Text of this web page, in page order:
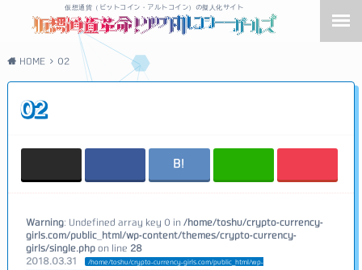
仮想通貨（ビットコイン・アルトコイン）の擬人化サイト
HOME 02
02
Warning: Undefined array key 0 in /home/toshu/crypto-currency-
girls.com/public_html/wp-content/themes/crypto-currency-
girls/single.php on line 28
2018.03.31
/home/toshu/crypto-currency-girls.com/public_html/wp-